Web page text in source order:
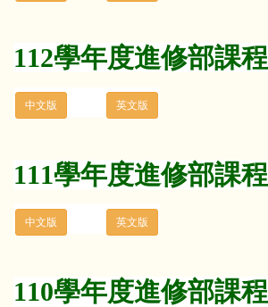
112學年度進修部課
111學年度進修部課
110學年度進修部課